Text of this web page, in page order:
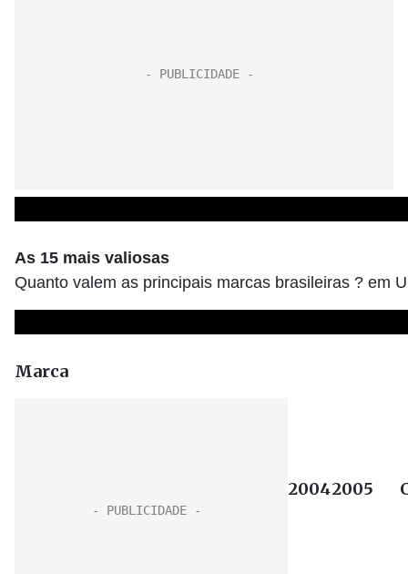
As 15 mais valiosas
Quanto valem as principais marcas brasileiras ? em
Marca
20042005